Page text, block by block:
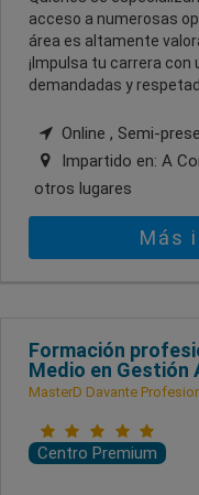
acceso a numerosas
área es altamente
¡Impulsa tu carrera
demandadas y
Online , Semi-
Impartido en: A
otros lugares
Más
Formación
Medio en Gestión
MasterD Davante
Centro Premium